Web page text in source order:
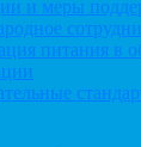
и меры
питания в